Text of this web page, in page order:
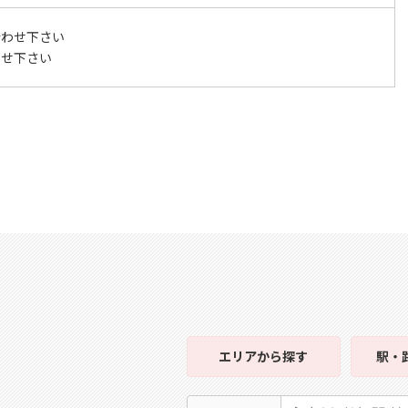
せ下さい
下さい
エリアから探す 駅・